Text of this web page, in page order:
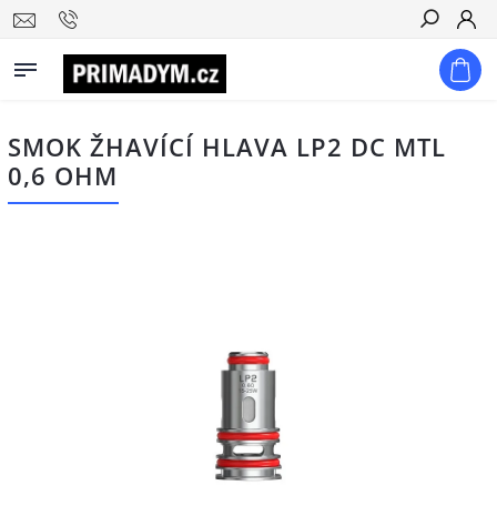
Hledat
SMOK ŽHAVÍCÍ HLAVA LP2 DC MTL
0,6 OHM